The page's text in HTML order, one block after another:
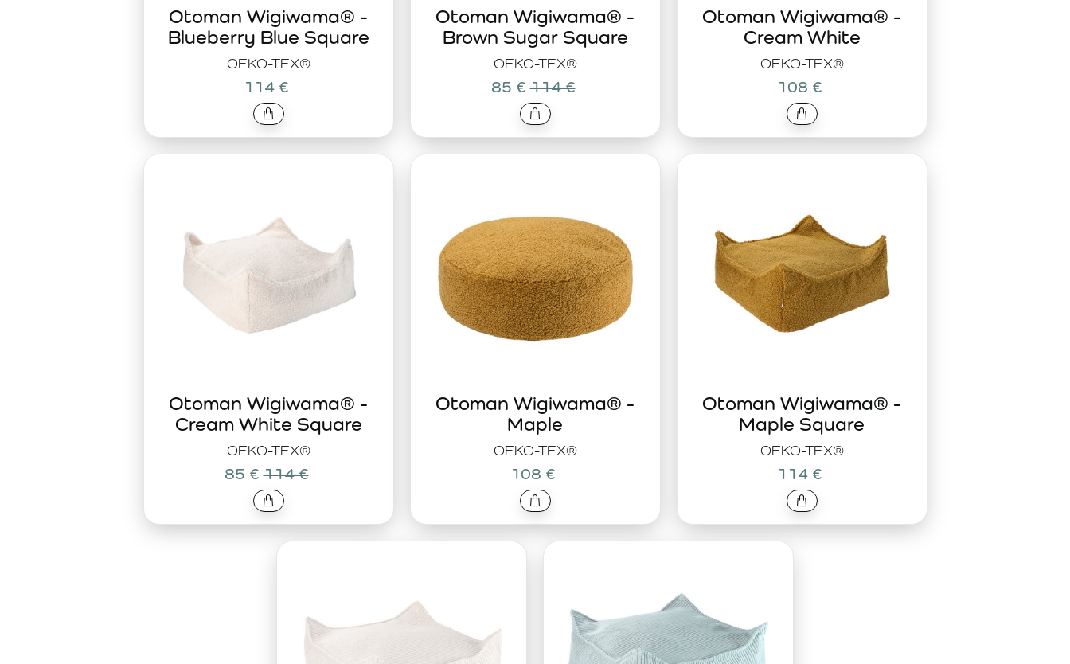
OEKO-TEX®
Otoman Wigiwama® -
Blueberry Blue Square
114 €
OEKO-TEX®
Otoman Wigiwama® -
Brown Sugar Square
85 € 114 €
OEKO-TEX®
Otoman Wigiwama® -
Cream White
108 €
OEKO-TEX®
Otoman Wigiwama® -
Cream White Square
85 € 114 €
OEKO-TEX®
Otoman Wigiwama® -
Maple
108 €
OEKO-TEX®
Otoman Wigiwama® -
Maple Square
114 €